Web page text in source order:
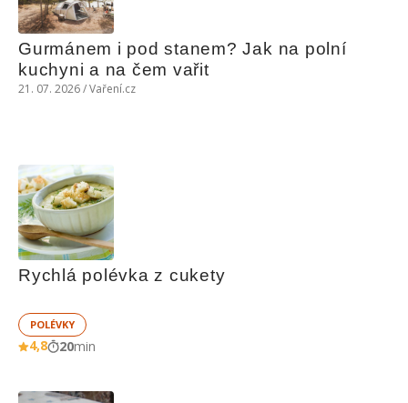
Gurmánem i pod stanem? Jak na polní
kuchyni a na čem vařit
21. 07. 2026 / Vaření.cz
Rychlá polévka z cukety
POLÉVKY
4,8 20min